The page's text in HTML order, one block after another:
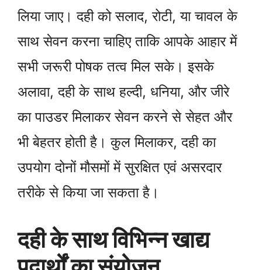
लिया जाए। दही को सलाद, रोटी, या चावल के
साथ सेवन करना चाहिए ताकि आपके आहार में
सभी जरूरी पोषक तत्व मिल सके। इसके
अलावा, दही के साथ हल्दी, धनिया, और जीरे
का पाउडर मिलाकर सेवन करने से सेहत और
भी बेहतर होती है। कुल मिलाकर, दही का
उपयोग दोनों मौसमों में सुरक्षित एवं असरदार
तरीके से किया जा सकता है।
दही के साथ विभिन्न खाद्य